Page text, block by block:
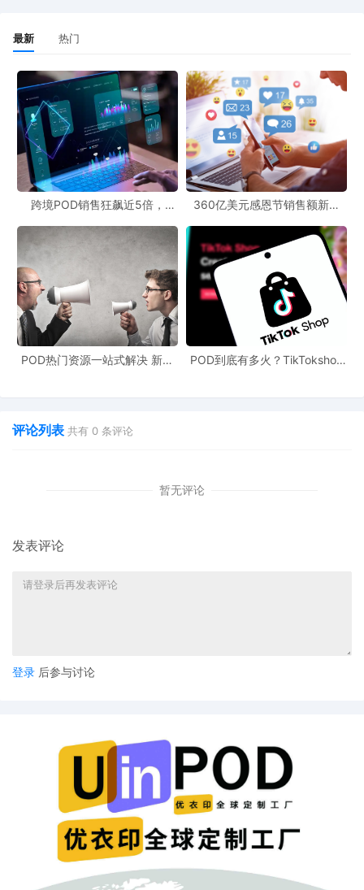
权，能在一个产品迭代周期内完成“假设 - 测试 - 学习”的闭环。
### 团队重塑路径 团队重塑可通过三步法升级团队操作系统。第一
步是重新定义核心角色与能力模型，当基础执行被AI代劳，核心角
色的能力必须向更高维度迁移。例如，“亚马逊运营专员”升级为“产
品增长负责人”，需要具备数据洞察与策略能力、AI管理与协作能
力、用户与市场敏锐度以及基本财务意识。“设计师”应升级为“品牌
视觉与内容策略师”，负责制定内容策略并利用AI工具批量生成素材
进行测试。
第二步是设计以“业务流”为核心的协作流程，建立以“新品启动”或“旺
季攻坚”等具体增长目标为核心的协作流程。以新品启动协作流程为
例，包括启动会、执行期、迭代会和复盘会，确保小组能共同复盘
数据，快速决定优化方向。
第三步是改革考核与激励机制，考核从“工作量”导向转向“增长结
计可设立与小组业务成果强相关的项目奖金，并预留预算鼓励团队
## POD模式与团队重塑的关联 在跨境电商POD模式中，团队的敏
### POD电商平台对接 POD电商平台对接需要团队能够及时掌握最
应市场变化。例如，设计团队需要根据市场需求和销售数据，及时
### 跨境最新动态把握 跨境电商行业变化迅速，POD卖家需要及时
了解跨境最新动态，包括政策法规、市场趋势和竞争对手情况。这
就要求团队具备敏锐的市场洞察力和快速学习的能力。在亚马逊卖
家团队重塑中，强调成员的用户与市场敏锐度，这在POD业务中同
样重要。团队成员需要通过分析评论、QA中的用户反馈，结合市场
趋势，为产品迭代或新品开发提供输入。
最新 热门
跨境POD销售狂飙近5倍，
360亿美元感恩节销售额新纪
新风潮！
POD热门资源一站式解决 新手
POD到底有多火？TikTokshop
评论列表 共有 0 条评论
暂无评论
发表评论
登录 后参与讨论